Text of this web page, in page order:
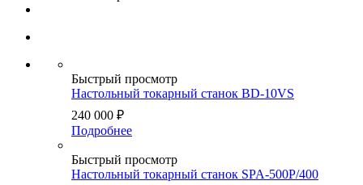
Быстрый просмотр
Настольный токарный станок BD-10VS
240 000 ₽
Подробнее
Быстрый просмотр
Настольный токарный станок SPA-500P/400